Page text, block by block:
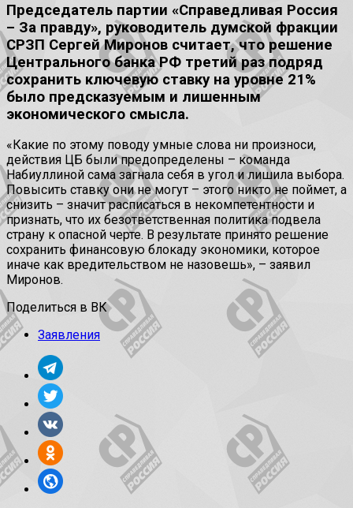
Председатель партии «Справедливая Россия
– За правду», руководитель думской фракции
СРЗП Сергей Миронов считает, что решение
Центрального банка РФ третий раз подряд
сохранить ключевую ставку на уровне 21%
было предсказуемым и лишенным
экономического смысла.
«Какие по этому поводу умные слова ни произноси,
действия ЦБ были предопределены – команда
Набиуллиной сама загнала себя в угол и лишила выбора.
Повысить ставку они не могут – этого никто не поймет, а
снизить – значит расписаться в некомпетентности и
признать, что их безответственная политика подвела
страну к опасной черте. В результате принято решение
сохранить финансовую блокаду экономики, которое
иначе как вредительством не назовешь», – заявил
Миронов.
Поделиться в ВК
Заявления